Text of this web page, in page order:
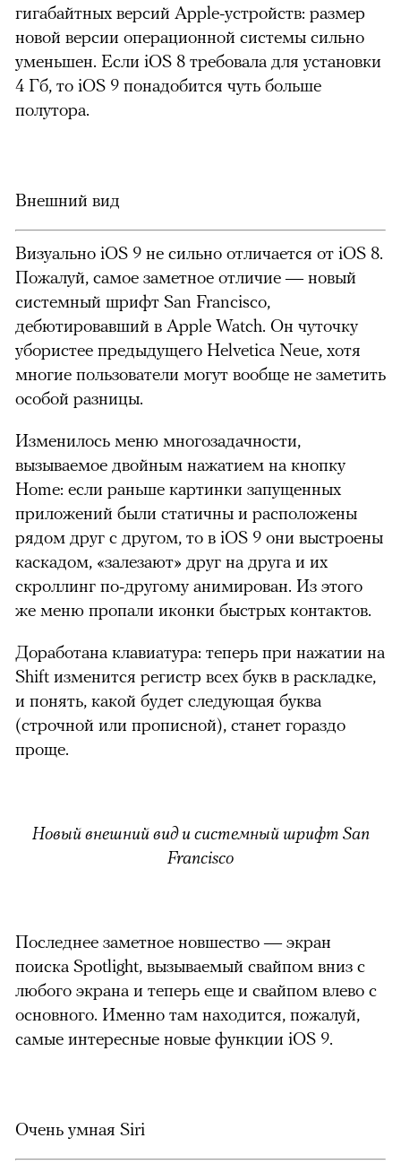
гигабайтных версий Apple-устройств: размер
новой версии операционной системы сильно
уменьшен. Если iOS 8 требовала для установки
4 Гб, то iOS 9 понадобится чуть больше
полутора.
Внешний вид
Визуально iOS 9 не сильно отличается от iOS 8.
Пожалуй, самое заметное отличие — новый
системный шрифт San Francisco,
дебютировавший в Apple Watch. Он чуточку
убористее предыдущего Helvetica Neue, хотя
многие пользователи могут вообще не заметить
особой разницы.
Изменилось меню многозадачности,
вызываемое двойным нажатием на кнопку
Home: если раньше картинки запущенных
приложений были статичны и расположены
рядом друг с другом, то в iOS 9 они выстроены
каскадом, «залезают» друг на друга и их
скроллинг по-другому анимирован. Из этого
же меню пропали иконки быстрых контактов.
Доработана клавиатура: теперь при нажатии на
Shift изменится регистр всех букв в раскладке,
и понять, какой будет следующая буква
(строчной или прописной), станет гораздо
проще.
Новый внешний вид и системный шрифт San
Francisco
Последнее заметное новшество — экран
поиска Spotlight, вызываемый свайпом вниз с
любого экрана и теперь еще и свайпом влево с
основного. Именно там находится, пожалуй,
самые интересные новые функции iOS 9.
Очень умная Siri